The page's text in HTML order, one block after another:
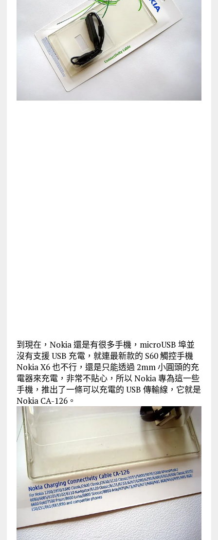
到現在，Nokia 還是有很多手機，microUSB 埠並
沒有支援 USB 充電，就連最新款的 S60 觸控手機
Nokia X6 也不行，還是只能透過 2mm 小圓頭的充
電器來充電，非常不貼心，所以 Nokia 專為這一些
手機，推出了一條可以充電的 USB 傳輸線，它就是
Nokia CA-126。